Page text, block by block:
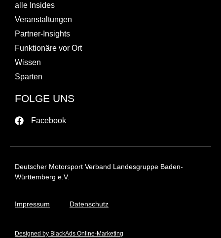
alle Insides
Veranstaltungen
Partner-Insights
Funktionäre vor Ort
Wissen
Sparten
FOLGE UNS
Facebook
Deutscher Motorsport Verband Landesgruppe Baden-
Württemberg e.V.
Impressum Datenschutz
Designed by BlackAds Online-Marketing